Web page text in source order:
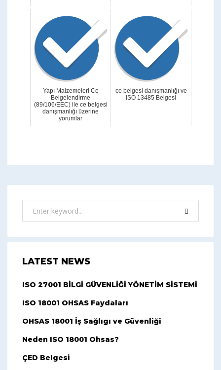
Yapı Malzemeleri Ce
Belgelendirme
(89/106/EEC) ile ce belgesi
danışmanlığı üzerine
yorumlar
ce belgesi danışmanlığı ve
ISO 13485 Belgesi
LATEST NEWS
ISO 27001 BİLGİ GÜVENLİĞİ YÖNETİM SİSTEMİ
ISO 18001 OHSAS Faydaları
OHSAS 18001 İş Sağlıgı ve Güvenliği
Neden ISO 18001 Ohsas?
ÇED Belgesi